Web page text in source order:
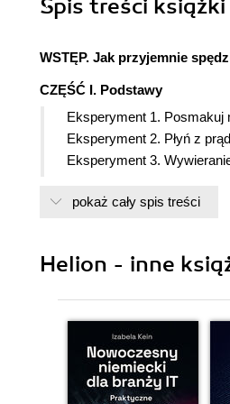
Spis treści książki
WSTĘP. Jak przyjemnie
CZĘŚĆ I. Podstawy
Eksperyment 1. Posmakuj
Eksperyment 2. Płyń z
Eksperyment 3.
Eksperyment 5. Zróbmy
Eksperyment 6.
Eksperyment 7. Zabawa z
Eksperyment 8. Oscylator
przekaźniku
Eksperyment 9. Czas i
Eksperyment 10.
Eksperyment 11. Światło i
pokaż cały spis treści
Helion - inne